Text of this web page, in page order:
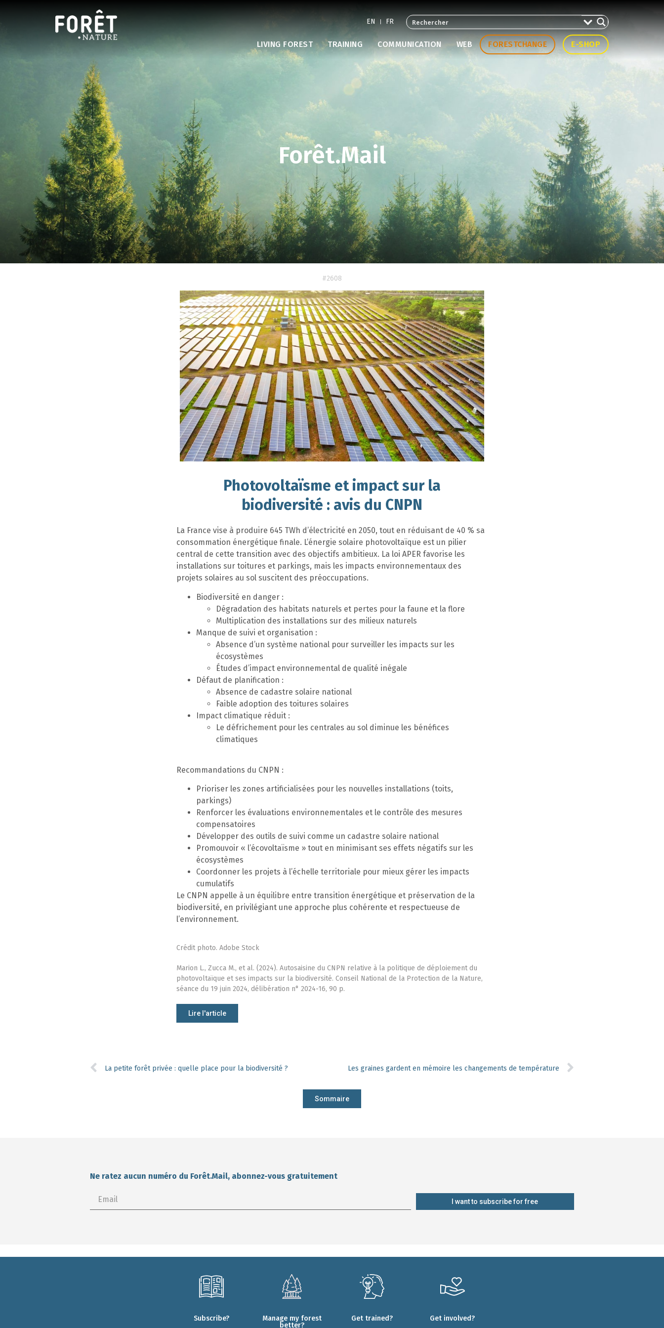
EN FR
LIVING FOREST TRAINING COMMUNICATION WEB FORESTCHANGE E-SHOP
Forêt.Mail
#2608
Photovoltaïsme et impact sur la
biodiversité : avis du CNPN
La France vise à produire 645 TWh d’électricité en 2050, tout en réduisant de 40 % sa
consommation énergétique finale. L’énergie solaire photovoltaïque est un pilier
central de cette transition avec des objectifs ambitieux. La loi APER favorise les
installations sur toitures et parkings, mais les impacts environnementaux des
projets solaires au sol suscitent des préoccupations.
Biodiversité en danger :
Dégradation des habitats naturels et pertes pour la faune et la flore
Multiplication des installations sur des milieux naturels
Manque de suivi et organisation :
Absence d’un système national pour surveiller les impacts sur les
écosystèmes
Études d’impact environnemental de qualité inégale
Défaut de planification :
Absence de cadastre solaire national
Faible adoption des toitures solaires
Impact climatique réduit :
Le défrichement pour les centrales au sol diminue les bénéfices
climatiques
Recommandations du CNPN :
Prioriser les zones artificialisées pour les nouvelles installations (toits,
parkings)
Renforcer les évaluations environnementales et le contrôle des mesures
compensatoires
Développer des outils de suivi comme un cadastre solaire national
Promouvoir « l’écovoltaïsme » tout en minimisant ses effets négatifs sur les
écosystèmes
Coordonner les projets à l’échelle territoriale pour mieux gérer les impacts
cumulatifs
Le CNPN appelle à un équilibre entre transition énergétique et préservation de la
biodiversité, en privilégiant une approche plus cohérente et respectueuse de
l’environnement.
Crédit photo. Adobe Stock
Marion L., Zucca M., et al. (2024). Autosaisine du CNPN relative à la politique de déploiement du
photovoltaïque et ses impacts sur la biodiversité. Conseil National de la Protection de la Nature,
séance du 19 juin 2024, délibération n° 2024-16, 90 p.
Lire l'article
La petite forêt privée : quelle place pour la biodiversité ? Les graines gardent en mémoire les changements de température
Sommaire
Ne ratez aucun numéro du Forêt.Mail, abonnez-vous gratuitement
I want to subscribe for free
Subscribe?
Manage my forest
better?
Get trained? Get involved?